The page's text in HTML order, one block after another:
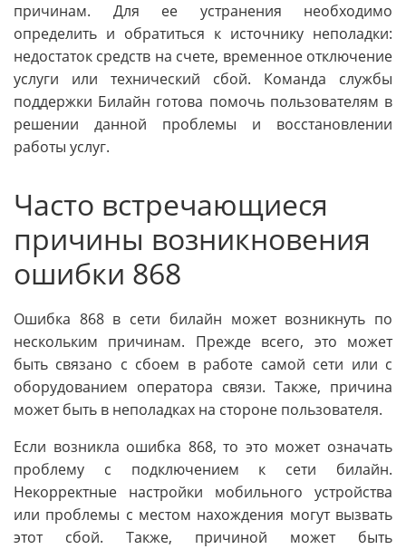
причинам. Для ее устранения необходимо
определить и обратиться к источнику неполадки:
недостаток средств на счете, временное отключение
услуги или технический сбой. Команда службы
поддержки Билайн готова помочь пользователям в
решении данной проблемы и восстановлении
работы услуг.
Часто встречающиеся
причины возникновения
ошибки 868
Ошибка 868 в сети билайн может возникнуть по
нескольким причинам. Прежде всего, это может
быть связано с сбоем в работе самой сети или с
оборудованием оператора связи. Также, причина
может быть в неполадках на стороне пользователя.
Если возникла ошибка 868, то это может означать
проблему с подключением к сети билайн.
Некорректные настройки мобильного устройства
или проблемы с местом нахождения могут вызвать
этот сбой. Также, причиной может быть